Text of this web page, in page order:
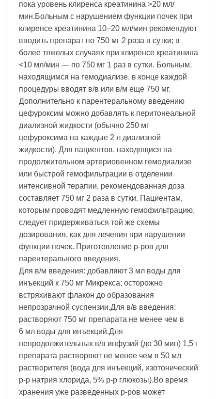
пока уровень клиренса креатинина >20 мл/
мин.Больным с нарушением функции почек при
клиренсе креатинина 10–20 мл/мин рекомендуют
вводить препарат по 750 мг 2 раза в сутки; в
более тяжелых случаях при клиренсе креатинина
<10 мл/мин — по 750 мг 1 раз в сутки. Больным,
находящимся на гемодиализе, в конце каждой
процедуры вводят в/в или в/м еще 750 мг.
Дополнительно к парентеральному введению
цефуроксим можно добавлять к перитонеальной
диализной жидкости (обычно 250 мг
цефуроксима на каждые 2 л диализной
жидкости). Для пациентов, находящися на
продолжительном артериовенном гемодиализе
или быстрой гемофильтрации в отделении
интенсивной терапии, рекомендованная доза
составляет 750 мг 2 раза в сутки. Пациентам,
которым проводят медленную гемофильтрацию,
следует придерживаться той же схемы
дозирования, как для лечения при нарушении
функции почек. Приготовление р-ров для
парентерального введения.
Для в/м введения: добавляют 3 мл воды для
инъекций к 750 мг Микрекса; осторожно
встряхивают флакон до образования
непрозрачной суспензии.Для в/в введения:
растворяют 750 мг препарата не менее чем в
6 мл воды для инъекций.Для
непродолжительных в/в инфузий (до 30 мин) 1,5 г
препарата растворяют не менее чем в 50 мл
растворителя (вода для инъекций, изотонический
р-р натрия хлорида, 5% р-р глюкозы).Во время
хранения уже разведенных р-ров может